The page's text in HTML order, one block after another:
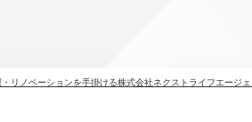
リノベーションを手掛ける株式会社ネクストライフエージェ